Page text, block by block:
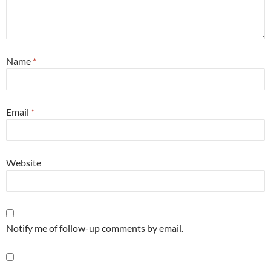
Name *
Email *
Website
Notify me of follow-up comments by email.